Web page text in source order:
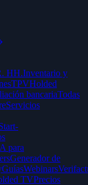
HH.Inventario y
TPVHolded
bancariaTodas
Servicios
para
Generador de
GuíasWebinars
TVPrecios